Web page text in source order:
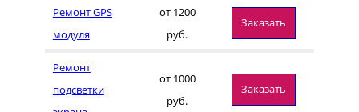
Ремонт GPS
модуля
от 1200
руб.
Заказать
Ремонт
подсветки
от 1000
руб.
Заказать